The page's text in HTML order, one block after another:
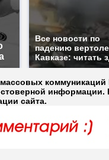
Все новости по
падению
Кавказе: читать
сайта.